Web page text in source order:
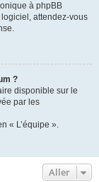
à phpBB
attendez-vous
?
disponible sur le
par les
« L’équipe ».
Aller